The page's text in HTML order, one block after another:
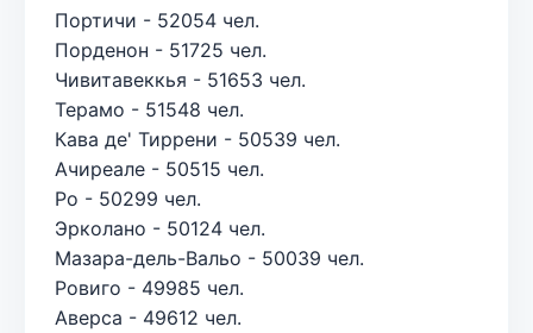
Портичи - 52054 чел.
Порденон - 51725 чел.
Чивитавеккья - 51653 чел.
Терамо - 51548 чел.
Кава де' Тиррени - 50539 чел.
Ачиреале - 50515 чел.
Ро - 50299 чел.
Эрколано - 50124 чел.
Мазара-дель-Вальо - 50039 чел.
Ровиго - 49985 чел.
Аверса - 49612 чел.